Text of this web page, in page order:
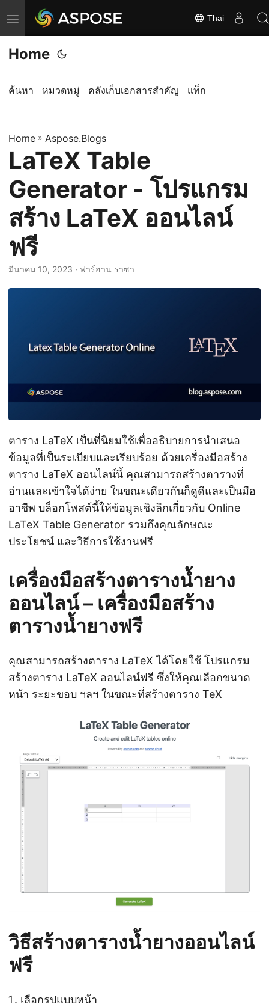
ส
ลั
บ
า
ท
า
ง
Thai
Home
ค้นหา หมวดหมู่ คลังเก็บเอกสารสำคัญ แท็ก
Home » Aspose.Blogs
LaTeX Table
Generator - โปรแกรม
สร้าง LaTeX ออนไลน์
ฟรี
มีนาคม 10, 2023 · ฟาร์ฮาน ราซา
ตาราง LaTeX เป็นที่นิยมใช้เพื่ออธิบายการนำเสนอ
ข้อมูลที่เป็นระเบียบและเรียบร้อย ด้วยเครื่องมือสร้าง
ตาราง LaTeX ออนไลน์นี้ คุณสามารถสร้างตารางที่
อ่านและเข้าใจได้ง่าย ในขณะเดียวกันก็ดูดีและเป็นมือ
อาชีพ บล็อกโพสต์นี้ให้ข้อมูลเชิงลึกเกี่ยวกับ Online
LaTeX Table Generator รวมถึงคุณลักษณะ
ประโยชน์ และวิธีการใช้งานฟรี
เครื่องมือสร้างตารางน้ำยาง
ออนไลน์ – เครื่องมือสร้าง
ตารางน้ำยางฟรี
คุณสามารถสร้างตาราง LaTeX ได้โดยใช้ โปรแกรม
สร้างตาราง LaTeX ออนไลน์ฟรี ซึ่งให้คุณเลือกขนาด
หน้า ระยะขอบ ฯลฯ ในขณะที่สร้างตาราง TeX
วิธีสร้างตารางน้ำยางออนไลน์
ฟรี
เลือกรูปแบบหน้า